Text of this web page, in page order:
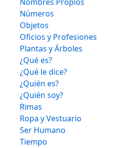
Números
Objetos
Oficios y Profesiones
Plantas y Árboles
¿Qué es?
¿Qué le dice?
¿Quién es?
¿Quién soy?
Rimas
Ropa y Vestuario
Ser Humano
Tiempo